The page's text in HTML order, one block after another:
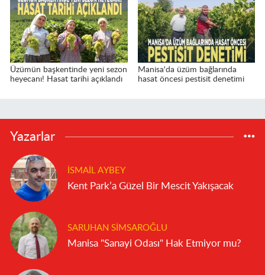
Üzümün başkentinde yeni sezon
heyecanı! Hasat tarihi açıklandı
Manisa'da üzüm bağlarında
hasat öncesi pestisit denetimi
Yazarlar
İSMAIL AYBEY
Kent Park’a Güzel Bir Mescit Yakışacak
SARUHAN SIMSAROĞLU
Manisa "Sanayi Odası" Hak Etmiyor mu?